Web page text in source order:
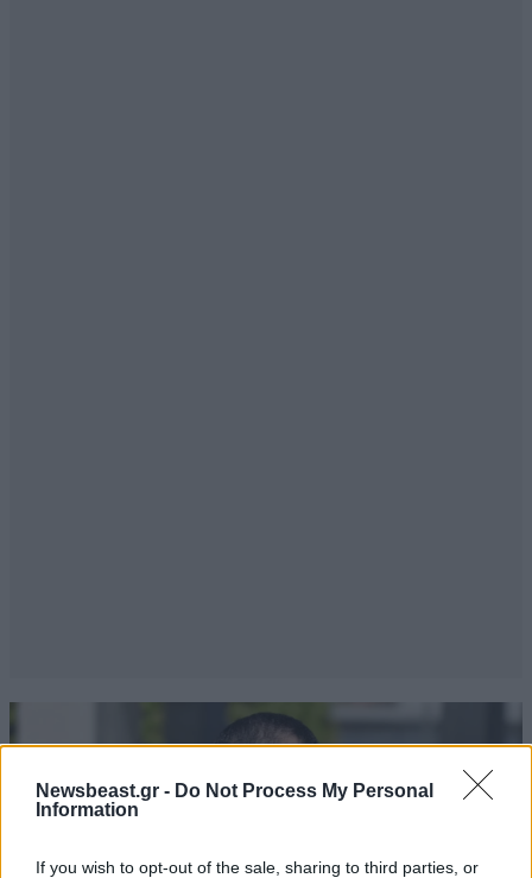
Newsbeast.gr - Do Not Process My Personal
Information
If you wish to opt-out of the sale, sharing to third parties, or